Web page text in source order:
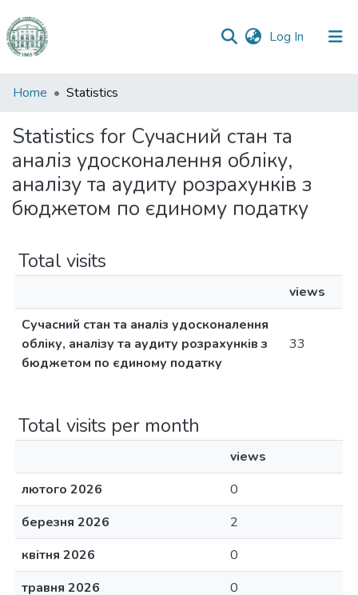
Log In (current)
Communities
Collections
All of DSpace
Home Statistics
Statistics for Сучасний стан та
аналіз удосконалення обліку,
аналізу та аудиту розрахунків з
бюджетом по єдиному податку
Total visits
views
Сучасний стан та аналіз удосконалення
обліку, аналізу та аудиту розрахунків з
бюджетом по єдиному податку
33
Total visits per month
views
лютого 2026
0
березня 2026
2
квітня 2026
0
травня 2026
0